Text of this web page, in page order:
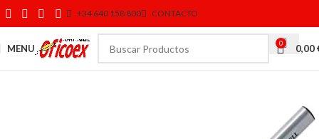
+34 640 158 800 CONTACTO
MENU 0 0,00